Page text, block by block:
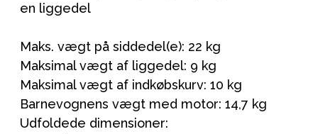
en liggedel
Maks. vægt på siddedel(e): 22 kg
Maksimal vægt af liggedel: 9 kg
Maksimal vægt af indkøbskurv: 10 kg
Barnevognens vægt med motor: 14,7 kg
Udfoldede dimensioner: